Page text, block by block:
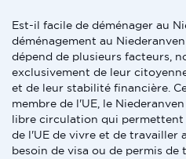
Est-il facile de déménager au
déménagement au
dépend de plusieurs facteurs,
exclusivement de leur
et de leur stabilité financière.
membre de l'UE, le
libre circulation qui permettent
de l'UE de vivre et de travailler
besoin de visa ou de permis de